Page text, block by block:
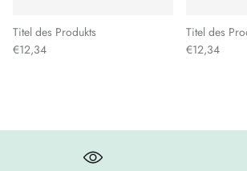
Titel des Produkts
€12,34
Titel des
€12,34